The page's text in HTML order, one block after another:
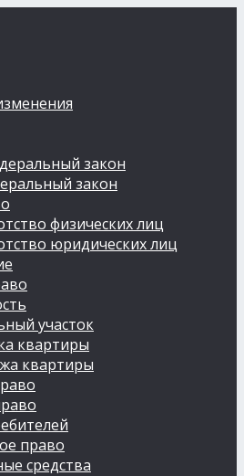
закон
закон
физических лиц
юридических лиц
участок
квартиры
квартиры
право
средства